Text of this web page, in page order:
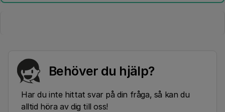
Behöver du hjälp?
Har du inte hittat svar på din fråga, så kan du
alltid höra av dig till oss!